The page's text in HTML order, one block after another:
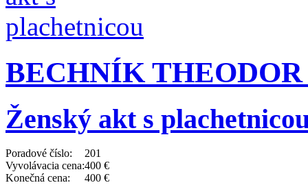
BECHNÍK THEODOR
Ženský akt s
Poradové číslo:
201
Vyvolávacia cena:400 €
Konečná cena:
400 €